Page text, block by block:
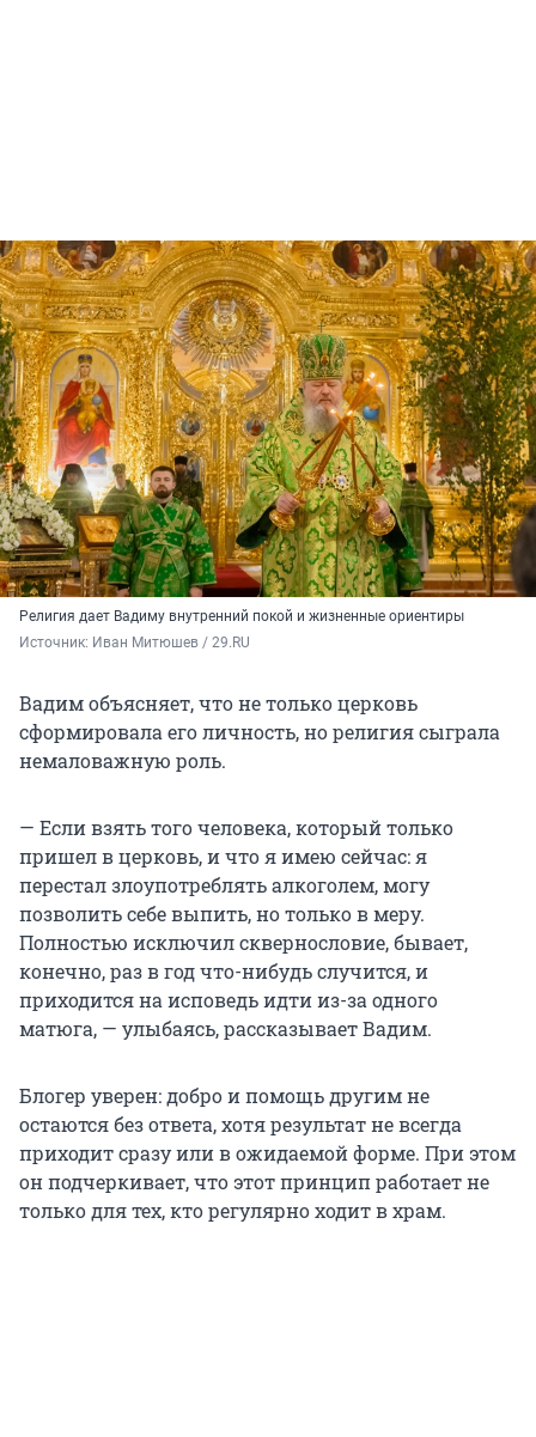
Религия дает Вадиму внутренний покой и жизненные ориентиры
Источник: Иван Митюшев / 29.RU
Вадим объясняет, что не только церковь
сформировала его личность, но религия сыграла
немаловажную роль.
— Если взять того человека, который только
пришел в церковь, и что я имею сейчас: я
перестал злоупотреблять алкоголем, могу
позволить себе выпить, но только в меру.
Полностью исключил сквернословие, бывает,
конечно, раз в год что-нибудь случится, и
приходится на исповедь идти из-за одного
матюга, — улыбаясь, рассказывает Вадим.
Блогер уверен: добро и помощь другим не
остаются без ответа, хотя результат не всегда
приходит сразу или в ожидаемой форме. При этом
он подчеркивает, что этот принцип работает не
только для тех, кто регулярно ходит в храм.